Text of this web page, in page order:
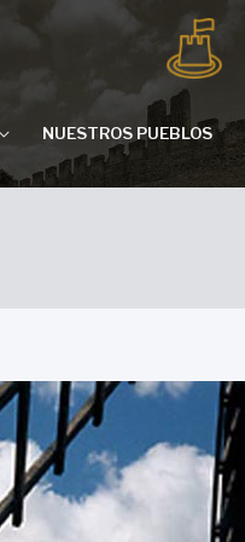
NUESTROS PUEBLOS